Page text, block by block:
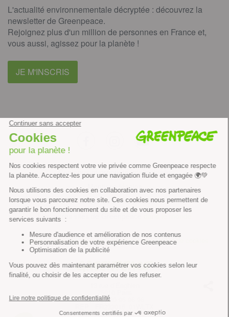
L'actualité environnementale décryptée : découvrez la
newsletter de Greenpeace.
Rejoignez plus d'un million de personnes en France et,
vous aussi, agissez pour la planète !
JE M'INSCRIS
instagramyoutube
Contenus et propriété intellectuelle
Mentions légales
Politique de confidentialité
Les autres sites de Greenpeace
dans le monde
Cliquez-ici pour modifier vos préférences en matière de cookies
Greenpeace
Tel : 01 80 96 96 96